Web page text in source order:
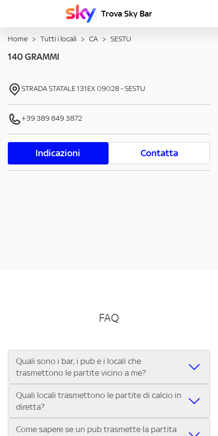
Trova Sky Bar
Home > Tutti i locali > CA > SESTU
140 GRAMMI
STRADA STATALE 131EX 09028-SESTU
+39 389 849 3872
Indicazioni Contatta
FAQ
Quali sono i bar, i pub e i locali che
trasmettono le partite vicino a me?
Se cerchi un bar, pub, ristorante o locale vicino a te per
vedere le partite di Serie A ENILIVE, la Serie C Sky Wifi, la
UEFA Champions League, la UEFA Europa League, la UEFA
Conference League, il Tennis, la Formula 1®, la MotoGP™ e
Quali locali trasmettono le partite di calcio in
diretta?
Vuoi sapere quali bar, pub o ristoranti mostrano le partite
Come sapere se un pub trasmette la partita